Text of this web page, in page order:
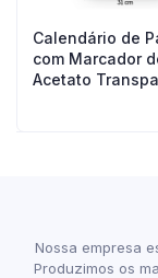
Calendário de
com Marcador
Acetato
Nossa empresa
Produzimos os